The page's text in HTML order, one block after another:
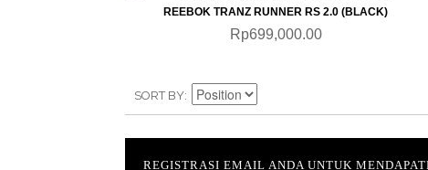
REEBOK TRANZ RUNNER RS 2.0 (BLACK)
Rp699,000.00
SORT BY
REGISTRASI EMAIL ANDA UNTUK